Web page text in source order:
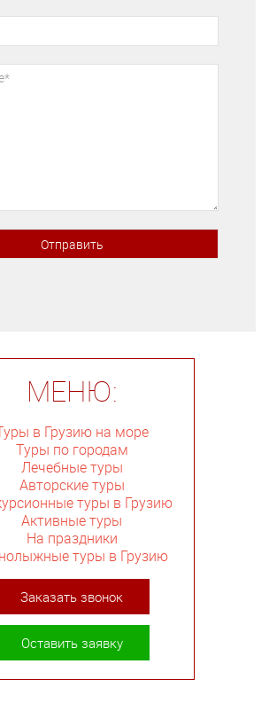
МЕНЮ:
в Грузию на море
Туры по городам
Лечебные туры
Авторские туры
туры в Грузию
Активные туры
На праздники
туры в Грузию
Заказать звонок
Оставить заявку